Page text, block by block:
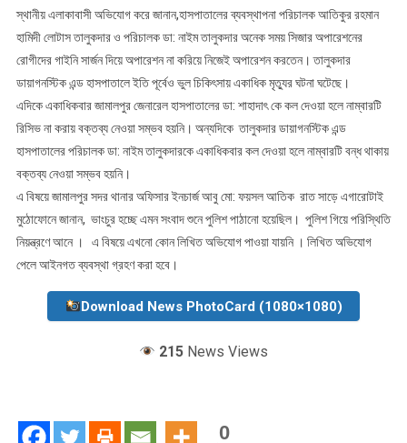
স্থানীয় এলাকাবাসী অভিযোগ করে জানান,হাসপাতালের ব্যবস্থাপনা পরিচালক আতিকুর রহমান
হামিদী লোটাস তালুকদার ও পরিচালক ডা: নাইম তালুকদার অনেক সময় সিজার অপারেশনের
রোগীদের গাইনি সার্জন দিয়ে অপারেশন না করিয়ে নিজেই অপারেশন করতেন। তালুকদার
ডায়াগনস্টিক এন্ড হাসপাতালে ইতি পূর্বেও ভুল চিকিৎসায় একাধিক মৃত্যুর ঘটনা ঘটেছে।
এদিকে একাধিকবার জামালপুর জেনারেল হাসপাতালের ডা: শাহাদাৎ কে কল দেওয়া হলে নাম্বারটি
রিসিভ না করায় বক্তব্য নেওয়া সম্ভব হয়নি। অন্যদিকে তালুকদার ডায়াগনস্টিক এন্ড
হাসপাতালের পরিচালক ডা: নাইম তালুকদারকে একাধিকবার কল দেওয়া হলে নাম্বারটি বন্ধ থাকায়
বক্তব্য নেওয়া সম্ভব হয়নি।
এ বিষয়ে জামালপুর সদর থানার অফিসার ইনচার্জ আবু মো: ফয়সল আতিক রাত সাড়ে এগারোটাই
মুঠোফোনে জানান, ভাংচুর হচ্ছে এমন সংবাদ শুনে পুলিশ পাঠানো হয়েছিল। পুলিশ গিয়ে পরিস্থিতি
নিয়ন্ত্রণে আনে । এ বিষয়ে এখনো কোন লিখিত অভিযোগ পাওয়া যায়নি । লিখিত অভিযোগ
পেলে আইনগত ব্যবস্থা গ্রহণ করা হবে।
Download News PhotoCard (1080×1080)
215 News Views
0